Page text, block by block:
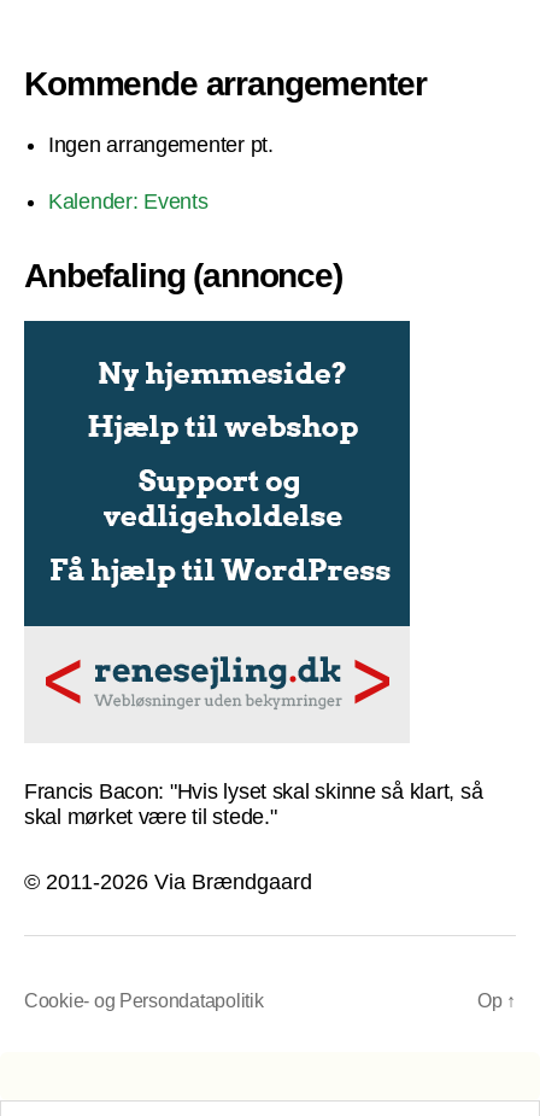
Kommende arrangementer
Ingen arrangementer pt.
Kalender: Events
Anbefaling (annonce)
Francis Bacon: "Hvis lyset skal skinne så klart, så
skal mørket være til stede."
© 2011-2026 Via Brændgaard
Cookie- og Persondatapolitik Op ↑